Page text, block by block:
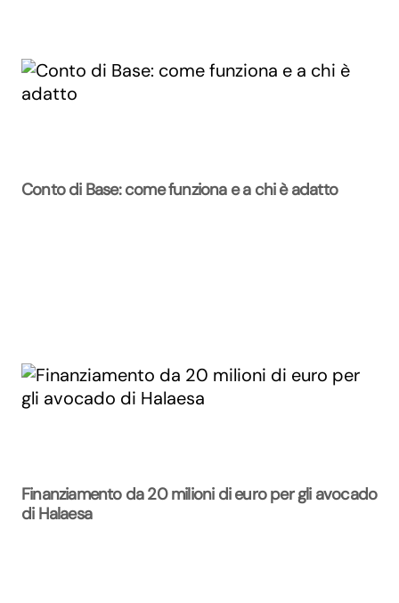
Conto di Base: come funziona e a chi è adatto
Finanziamento da 20 milioni di euro per gli avocado
di Halaesa